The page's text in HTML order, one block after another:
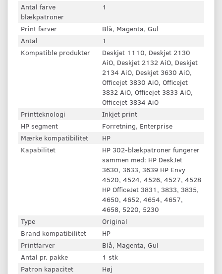
Antal farve
blækpatroner
1
Print farver
Blå, Magenta, Gul
Antal
1
Kompatible produkter
Deskjet 1110, Deskjet 2130
AiO, Deskjet 2132 AiO, Deskjet
2134 AiO, Deskjet 3630 AiO,
Officejet 3830 AiO, Officejet
3832 AiO, Officejet 3833 AiO,
Officejet 3834 AiO
Printteknologi
Inkjet print
HP segment
Forretning, Enterprise
Mærke kompatibilitet
HP
Kapabilitet
HP 302-blækpatroner fungerer
sammen med: HP DeskJet
3630, 3633, 3639 HP Envy
4520, 4524, 4526, 4527, 4528
HP OfficeJet 3831, 3833, 3835,
4650, 4652, 4654, 4657,
4658, 5220, 5230
Type
Original
Brand kompatibilitet
HP
Printfarver
Blå, Magenta, Gul
Antal pr. pakke
1 stk
Patron kapacitet
Høj